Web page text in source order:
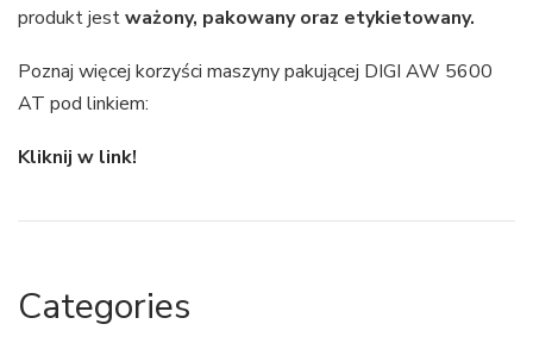
produkt jestważony, pakowany oraz etykietowany.
Poznaj więcej korzyści maszyny pakującej DIGI AW 5600
AT pod linkiem:
Kliknij w link!
Categories